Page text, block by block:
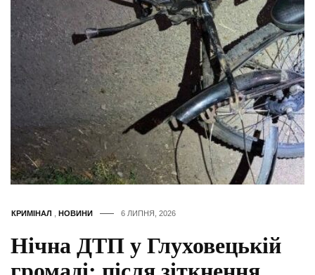
КРИМІНАЛ НОВИНИ 6 ЛИПНЯ, 2026
Нічна ДТП у Глуховецькій